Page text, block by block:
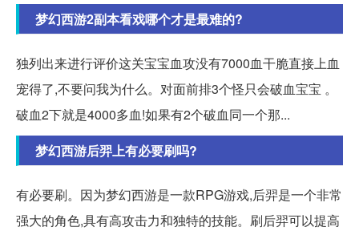
梦幻西游2副本看戏哪个才是最难的?
独列出来进行评价这关宝宝血攻没有7000血干脆直接上血
宠得了,不要问我为什么。对面前排3个怪只会破血宝宝 。
破血2下就是4000多血!如果有2个破血同一个那...
梦幻西游后羿上有必要刷吗?
有必要刷。因为梦幻西游是一款RPG游戏,后羿是一个非常
强大的角色,具有高攻击力和独特的技能。刷后羿可以提高